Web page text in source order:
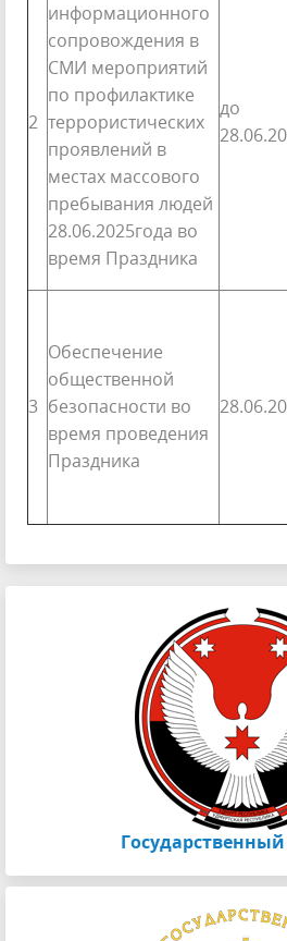
2
информационного
сопровождения в
СМИ мероприятий
по профилактике
террористических
проявлений в
местах массового
пребывания людей
28.06.2025года во
время Праздника
до
3
Обеспечение
общественной
безопасности во
время проведения
Праздника